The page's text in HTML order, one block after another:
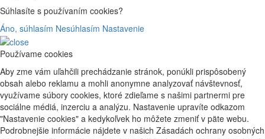
Súhlasíte s používaním cookies?
Áno, súhlasím Nesúhlasím Nastavenie
Používame cookies
Aby zme vám uľahčili prechádzanie stránok, ponúkli prispôsobený
obsah alebo reklamu a mohli anonymne analyzovať návštevnosť,
využívame súbory cookies, ktoré zdieľame s našimi partnermi pre
sociálne médiá, inzerciu a analýzu. Nastavenie upravíte odkazom
"Nastavenie cookies" a kedykoľvek ho môžete zmeniť v päte webu.
Podrobnejšie informácie nájdete v našich Zásadách ochrany osobných